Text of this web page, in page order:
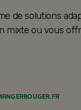
de solutions
mixte ou vous